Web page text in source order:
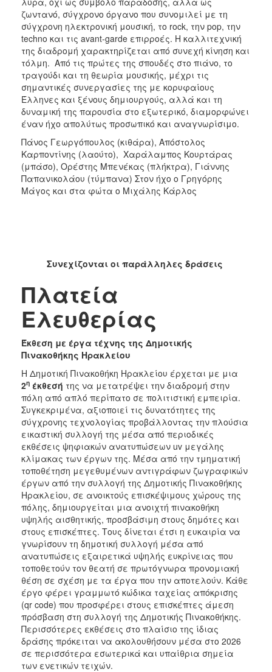
ζωντανό, σύγχρονο όργανο που συνομιλεί με τη
σύγχρονη ηλεκτρονική μουσική, το rock, την pop, την
techno και τις avant-garde επιρροές. Η καλλιτεχνική
της διαδρομή χαρακτηρίζεται από συνεχή κίνηση και
τόλμη. Από τις πρώτες της σπουδές στο πιάνο, το
τραγούδι και τη θεωρία μουσικής, μέχρι τις
σημαντικές συνεργασίες της με κορυφαίους
Έλληνες και ξένους δημιουργούς, αλλά και τη
δυναμική της παρουσία στο εξωτερικό, διαμορφώνει
έναν ήχο απολύτως προσωπικό και αναγνωρίσιμο.
Πάνος Γεωργόπουλος (κιθάρα), Απόστολος
Καρποντίνης (λαούτο), Χαράλαμπος Κουρτάρας
(μπάσο), Ορέστης Μπενέκας (πλήκτρα), Γιάννης
Παπανικολάου (τύμπανα) Στον ήχο ο Γρηγόρης
Μάγος και στα φώτα ο Μιχάλης Κάρλος
Συνεχίζονται οι παράλληλες δράσεις
Πλατεία
Ελευθερίας
Έκθεση με έργα τέχνης της Δημοτικής
Πινακοθήκης Ηρακλείου
Η Δημοτική Πινακοθήκη Ηρακλείου έρχεται με μια
2η έκθεσή της να μετατρέψει την διαδρομή στην
πόλη από απλό περίπατο σε πολιτιστική εμπειρία.
Συγκεκριμένα, αξιοποιεί τις δυνατότητες της
σύγχρονης τεχνολογίας προβάλλοντας την πλούσια
εικαστική συλλογή της μέσα από περιοδικές
εκθέσεις ψηφιακών ανατυπώσεων uv μεγάλης
κλίμακας των έργων της. Μέσα από την τμηματική
τοποθέτηση μεγεθυμένων αντιγράφων ζωγραφικών
έργων από την συλλογή της Δημοτικής Πινακοθήκης
Ηρακλείου, σε ανοικτούς επισκέψιμους χώρους της
πόλης, δημιουργείται μια ανοιχτή πινακοθήκη
υψηλής αισθητικής, προσβάσιμη στους δημότες και
στους επισκέπτες. Τους δίνεται έτσι η ευκαιρία να
γνωρίσουν τη δημοτική συλλογή μέσα από
ανατυπώσεις εξαιρετικά υψηλής ευκρίνειας που
τοποθετούν τον θεατή σε πρωτόγνωρα προνομιακή
θέση σε σχέση με τα έργα που την αποτελούν. Κάθε
έργο φέρει γραμμωτό κώδικα ταχείας απόκρισης
(qr code) που προσφέρει στους επισκέπτες άμεση
πρόσβαση στη συλλογή της Δημοτικής Πινακοθήκης.
Περισσότερες εκθέσεις στο πλαίσιο της ίδιας
δράσης πρόκειται να ακολουθήσουν μέσα στο 2026
σε περισσότερα εσωτερικά και υπαίθρια σημεία
των ενετικών τειχών.